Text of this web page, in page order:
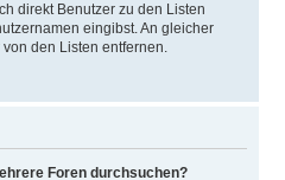
direkt Benutzer zu den Listen
eingibst. An gleicher
den Listen entfernen.
Foren durchsuchen?